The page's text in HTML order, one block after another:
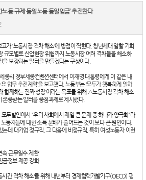
동 규제·동일노동 동일임금’ 추진한다
가 ‘노동시장 격차 해소’에 방점이 찍혔다. 청년세대 일할 기회
규모별로 산업현장 위험까지 노동시장 여러 격차들을 해소하
보장하는 일터를 만들겠다는 구상이다.
종시 정부세종컨벤션센터에서 이재명 대통령에게 이 같은 내
업무 추진계획’을 보고했다. 노동부는 ‘모두가 행복하게 일하
함께하는 진짜 성장’이라는 목표를 위해 △노동시장 격차 해소
중받는 일터를 중점과제로 제시했다.
두발언에서 “우리 사회에서 제일 큰 문제 중 하나가 양극화”라
동자들에 대한 소득 분배가 줄어드는 것이 보다 큰 원인이다.
는데 대기업 정규직, 그 다음에 비정규직, 특히 여성노동자 이런
속 근무일수 제한’
금정보 제공 강화
시간 격차 해소’를 위해 내년부터 경제협력개발기구(OECD) 평